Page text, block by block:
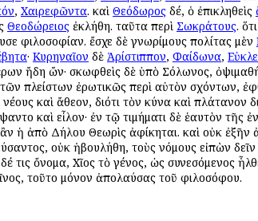
, Χαιρεφῶντα. καὶ Θεόδωρος δέ, ὁ ἐπικληθεὶς
Θεοδώρειος ἐκλήθη. ταῦτα περὶ Σωκράτους. ὅτι
φιλοσοφίαν. ἔσχε δὲ γνωρίμους πολίτας μὲν
· Κυρηναῖον δὲ Ἀρίστιππον, Φαίδωνα,
ἤδη ὤν· σκωφθεὶς δὲ ὑπὸ Σόλωνος,
πλείστων ἐρωτικῶς περὶ αὐτὸν σχόντων,
καὶ ἄθεον, διότι τὸν κύνα καὶ πλάτανον
καὶ εἷλον· ἐν τῷ τιμήματι δὲ ἑαυτὸν τῆς
ἡ ἀπὸ Δήλου Θεωρὶς ἀφίκηται. καὶ οὐκ ἐξῆν
οὐκ ἠβουλήθη, τοὺς νόμους εἰπὼν
τις ὄνομα, Χῖος τὸ γένος, ὡς συνεσόμενος
τοῦτο μόνον ἀπολαύσας τοῦ φιλοσόφου.